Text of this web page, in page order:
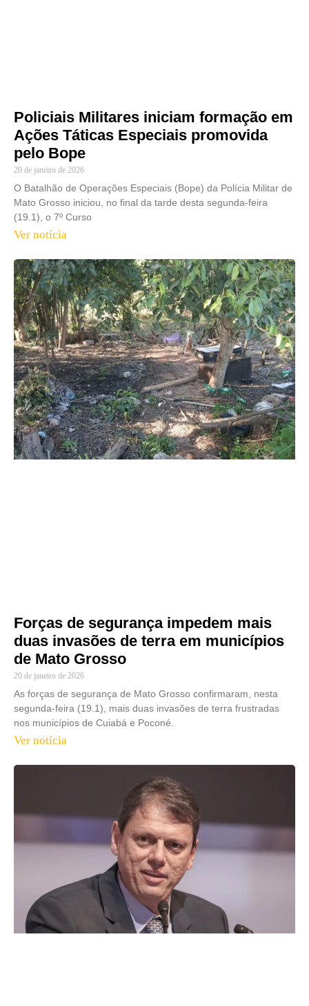
Policiais Militares iniciam formação em
Ações Táticas Especiais promovida
pelo Bope
20 de janeiro de 2026
O Batalhão de Operações Especiais (Bope) da Polícia Militar de
Mato Grosso iniciou, no final da tarde desta segunda-feira
(19.1), o 7º Curso
Ver notícia
Forças de segurança impedem mais
duas invasões de terra em municípios
de Mato Grosso
20 de janeiro de 2026
As forças de segurança de Mato Grosso confirmaram, nesta
segunda-feira (19.1), mais duas invasões de terra frustradas
nos municípios de Cuiabá e Poconé.
Ver notícia